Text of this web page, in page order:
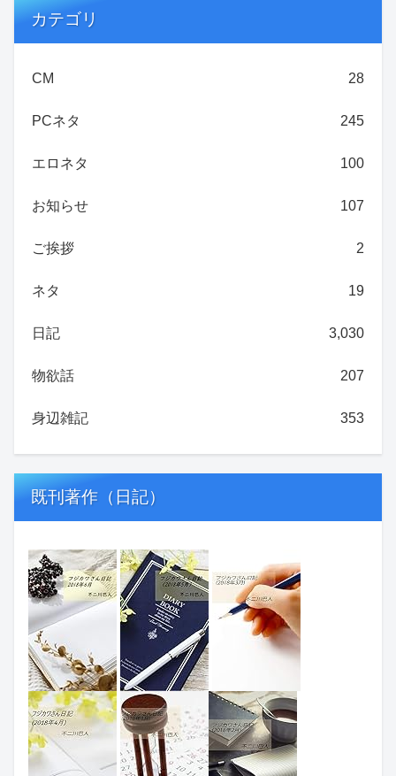
カテゴリ
CM 28
PCネタ 245
エロネタ 100
お知らせ 107
ご挨拶 2
ネタ 19
日記 3,030
物欲話 207
身辺雑記 353
既刊著作（日記）